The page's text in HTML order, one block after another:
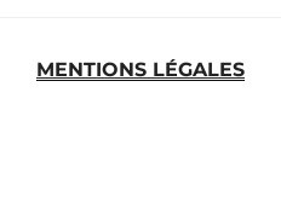
MENTIONS LÉGALES